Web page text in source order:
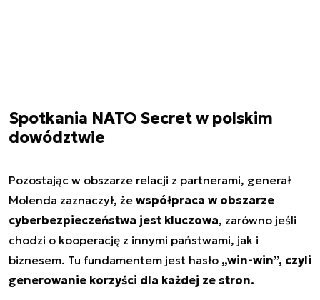
Spotkania NATO Secret w polskim
dowództwie
Pozostając w obszarze relacji z partnerami, generał
Molenda zaznaczył, że współpraca w obszarze
cyberbezpieczeństwa jest kluczowa, zarówno jeśli
chodzi o kooperację z innymi państwami, jak i
biznesem. Tu fundamentem jest hasło „win-win”, czyli
generowanie korzyści dla każdej ze stron.